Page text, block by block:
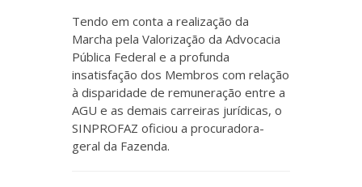
Tendo em conta a realização da
Marcha pela Valorização da Advocacia
Pública Federal e a profunda
insatisfação dos Membros com relação
à disparidade de remuneração entre a
AGU e as demais carreiras jurídicas, o
SINPROFAZ oficiou a procuradora-
geral da Fazenda.